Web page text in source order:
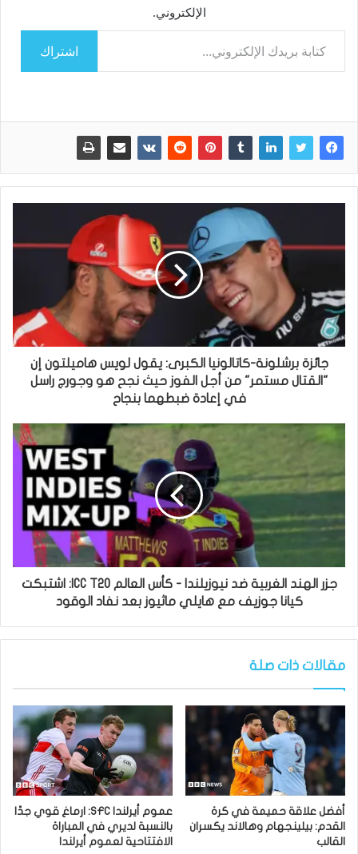
الإلكتروني.
كتابة بريدك الإلكتروني...
اشتراك
جائزة برشلونة-كاتالونيا الكبرى: يقول لويس هاميلتون إن
"القتال مستمر" من أجل الفوز حيث نجح هو وجورج راسل
في إعادة ضبطهما بنجاح
جزر الهند الغربية ضد نيوزيلندا - كأس العالم ICC T20: اشتبكت
كيانا جوزيف مع هايلي ماثيوز بعد نفاد الوقود
مقالات ذات صلة
أفضل علاقة حميمة في كرة
القدم: بيلينجهام وهالاند يكسران
القالب
عموم أيرلندا SFC: ارماغ قوي جدًا
بالنسبة لديري في المباراة
الافتتاحية لعموم أيرلندا